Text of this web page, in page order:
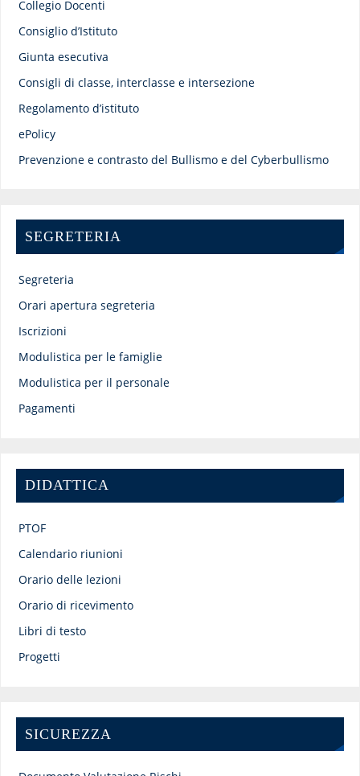
Collegio Docenti
Consiglio d’Istituto
Giunta esecutiva
Consigli di classe, interclasse e intersezione
Regolamento d’istituto
ePolicy
Prevenzione e contrasto del Bullismo e del Cyberbullismo
SEGRETERIA
Segreteria
Orari apertura segreteria
Iscrizioni
Modulistica per le famiglie
Modulistica per il personale
Pagamenti
DIDATTICA
PTOF
Calendario riunioni
Orario delle lezioni
Orario di ricevimento
Libri di testo
Progetti
SICUREZZA